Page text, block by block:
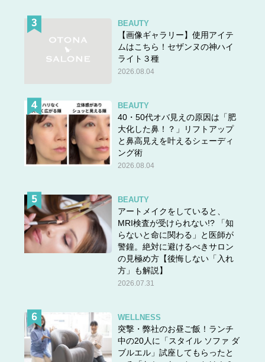
BEAUTY
【画像ギャラリー】使用アイテ
ムはこちら！セザンヌの神ハイ
ライト３種
2026.08.04
BEAUTY
40・50代オバ見えの原因は「肥
大化した鼻！？」リフトアップ
と鼻高見えを叶えるシェーディ
ング術
2026.08.04
BEAUTY
アートメイクをしていると、
MRI検査が受けられない!? 「知
らないと命に関わる」と医師が
警鐘。絶対に避けるべきサロン
の見極め方【後悔しない「入れ
方」も解説】
2026.07.31
WELLNESS
突撃・弊社のお昼ご飯！ランチ
中の20人に「スタイル ソファ ダ
ブルエル」試座してもらったと